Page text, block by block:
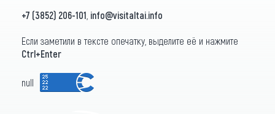
+7 (3852) 206-101 info@visitaltai.info
Если заметили в тексте опечатку, выделите её и нажмите
Ctrl+Enter
null